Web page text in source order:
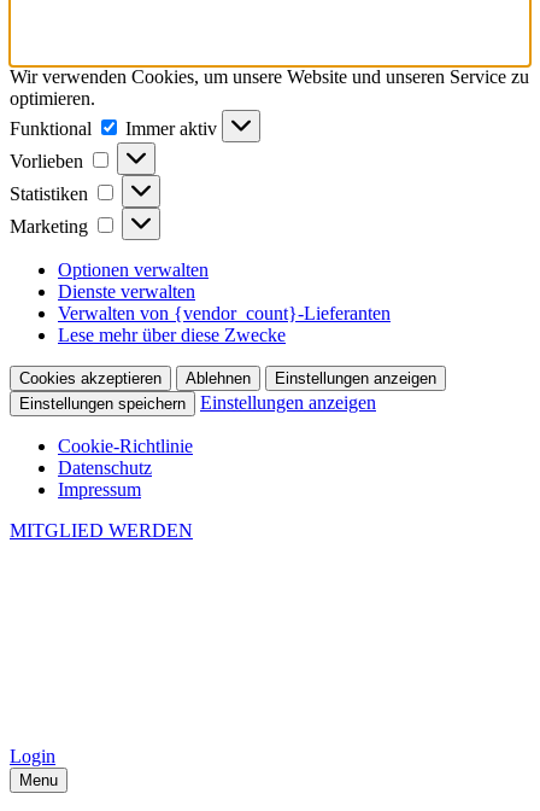
Wir verwenden Cookies, um unsere Website und unseren Service zu
optimieren.
Funktional
Funktional
Immer aktiv
Vorlieben
Vorlieben
Statistiken Statistiken
Marketing Marketing
Optionen verwalten
Dienste verwalten
Verwalten von {vendor_count}-Lieferanten
Lese mehr über diese Zwecke
Cookies akzeptieren Ablehnen
Einstellungen anzeigen
Einstellungen speichern
Einstellungen anzeigen
Cookie-Richtlinie
Datenschutz
Impressum
MITGLIED WERDEN
Login
Menu